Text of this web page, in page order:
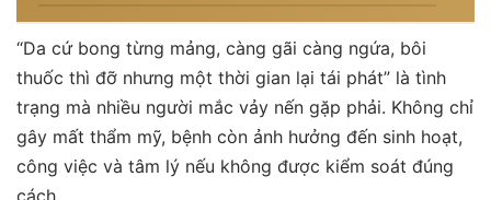
“Da cứ bong từng mảng, càng gãi càng ngứa, bôi
thuốc thì đỡ nhưng một thời gian lại tái phát” là tình
trạng mà nhiều người mắc vảy nến gặp phải. Không chỉ
gây mất thẩm mỹ, bệnh còn ảnh hưởng đến sinh hoạt,
công việc và tâm lý nếu không được kiểm soát đúng